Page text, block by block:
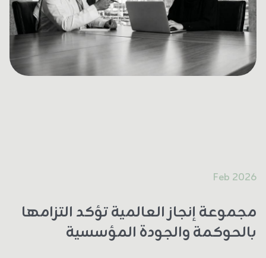
2026 Feb
مجموعة إنجاز العالمية تؤكد التزامها
بالحوكمة والجودة المؤسسية